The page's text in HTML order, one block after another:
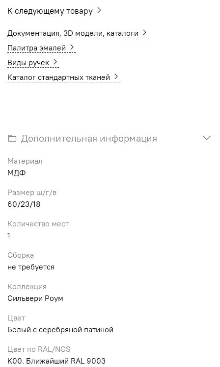
К следующему товару
Документация, 3D модели, каталоги
Палитра эмалей
Виды ручек
Каталог стандартных тканей
Дополнительная информация
Материал
МДФ
Размер ш/г/в
60/23/18
Количество мест
1
Сборка
не требуется
Коллекция
Сильвери Роум
Цвет
Белый с серебряной патиной
Цвет по RAL/NCS
K00. Ближайший RAL 9003